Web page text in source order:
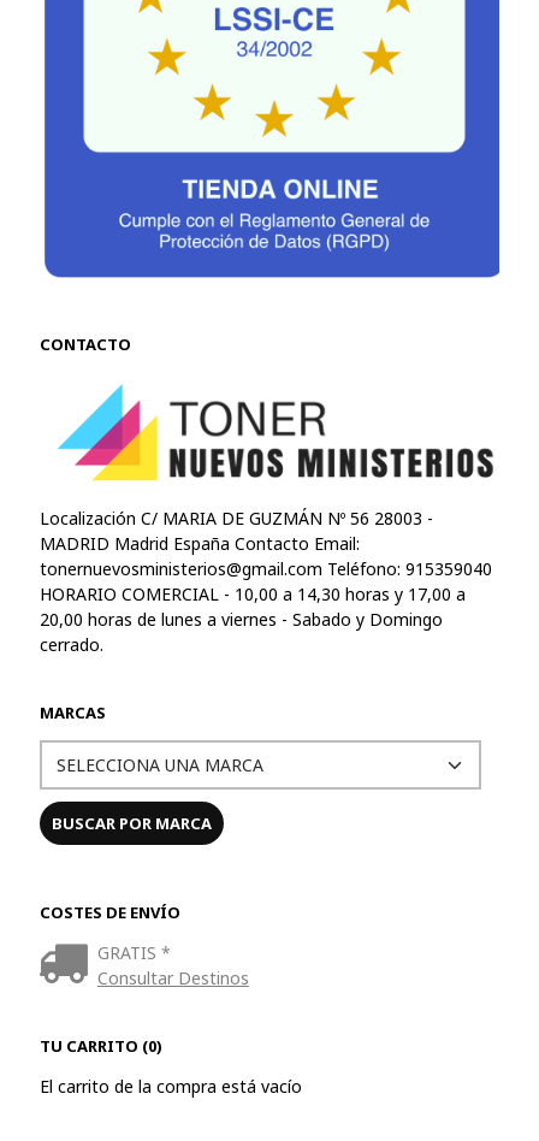
CONTACTO
Localización C/ MARIA DE GUZMÁN Nº 56 28003 -
MADRID Madrid España Contacto Email:
tonernuevosministerios@gmail.com Teléfono: 915359040
HORARIO COMERCIAL - 10,00 a 14,30 horas y 17,00 a
20,00 horas de lunes a viernes - Sabado y Domingo
cerrado.
MARCAS
COSTES DE ENVÍO
GRATIS *
Consultar Destinos
TU CARRITO (0)
El carrito de la compra está vacío